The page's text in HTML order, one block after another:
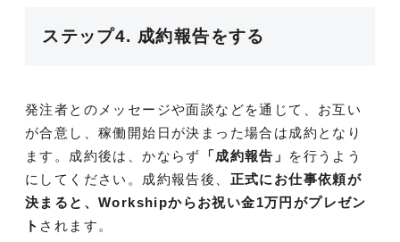
ステップ4. 成約報告をする
発注者とのメッセージや面談などを通じて、お互い
が合意し、稼働開始日が決まった場合は成約となり
ます。成約後は、かならず
「成約報告」
を行うよう
にしてください。成約報告後、 正式にお仕事依頼が
決まると、Workshipからお祝い金1万円がプレゼン
ト されます。